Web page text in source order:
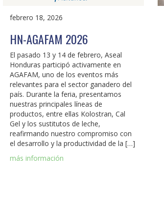
febrero 18, 2026
HN-AGAFAM 2026
El pasado 13 y 14 de febrero, Aseal
Honduras participó activamente en
AGAFAM, uno de los eventos más
relevantes para el sector ganadero del
país. Durante la feria, presentamos
nuestras principales líneas de
productos, entre ellas Kolostran, Cal
Gel y los sustitutos de leche,
reafirmando nuestro compromiso con
el desarrollo y la productividad de la […]
más información